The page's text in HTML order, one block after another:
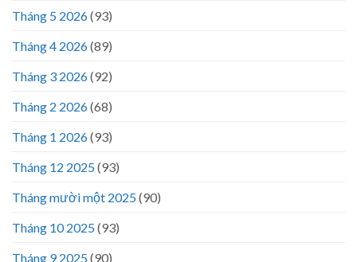
Tháng 5 2026(93)
Tháng 4 2026(89)
Tháng 3 2026(92)
Tháng 2 2026(68)
Tháng 1 2026(93)
Tháng 12 2025(93)
Tháng mười một 2025(90)
Tháng 10 2025(93)
Tháng 9 2025(90)